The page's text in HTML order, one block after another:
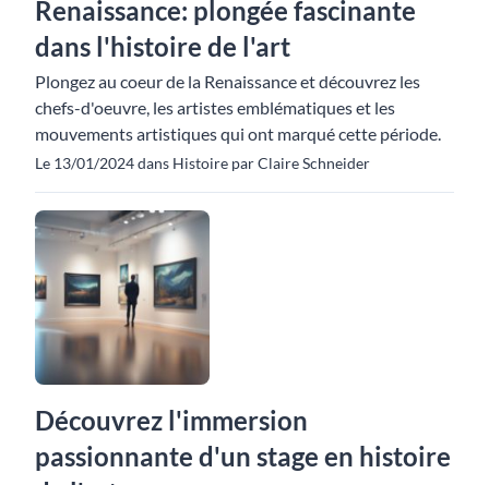
Renaissance: plongée fascinante
dans l'histoire de l'art
Plongez au coeur de la Renaissance et découvrez les
chefs-d'oeuvre, les artistes emblématiques et les
mouvements artistiques qui ont marqué cette période.
Le 13/01/2024 dans Histoire par Claire Schneider
Découvrez l'immersion
passionnante d'un stage en histoire